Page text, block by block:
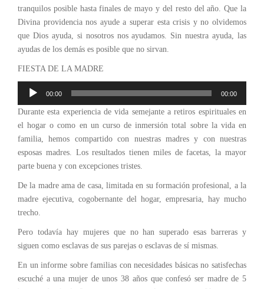
tranquilos posible hasta finales de mayo y del resto del año. Que la
Divina providencia nos ayude a superar esta crisis y no olvidemos
que Dios ayuda, si nosotros nos ayudamos. Sin nuestra ayuda, las
ayudas de los demás es posible que no sirvan.
FIESTA DE LA MADRE
Reproductor
audio
00:00 00:00
Durante esta experiencia de vida semejante a retiros espirituales en
el hogar o como en un curso de inmersión total sobre la vida en
familia, hemos compartido con nuestras madres y con nuestras
esposas madres. Los resultados tienen miles de facetas, la mayor
parte buena y con excepciones tristes.
De la madre ama de casa, limitada en su formación profesional, a la
madre ejecutiva, cogobernante del hogar, empresaria, hay mucho
trecho.
Pero todavía hay mujeres que no han superado esas barreras y
siguen como esclavas de sus parejas o esclavas de sí mismas.
En un informe sobre familias con necesidades básicas no satisfechas
escuché a una mujer de unos 38 años que confesó ser madre de 5